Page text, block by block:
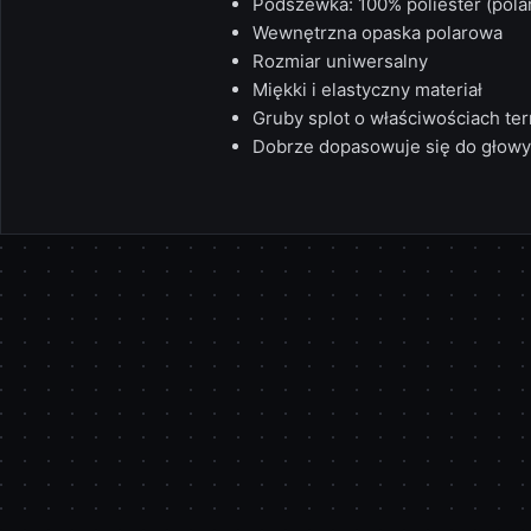
Podszewka: 100% poliester
Wewnętrzna opaska polarowa
Rozmiar uniwersalny
Miękki i elastyczny materiał
Gruby splot o właściwościach
Dobrze dopasowuje się do głowy
Pomiń karuzelę produktów